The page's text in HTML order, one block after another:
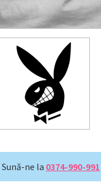
Sună-ne la 0374-990-991